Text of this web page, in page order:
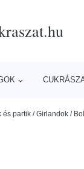
és partik /Girlandok /